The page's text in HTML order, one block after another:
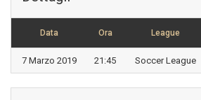
Data Ora League
7 Marzo 2019 21:45 Soccer League